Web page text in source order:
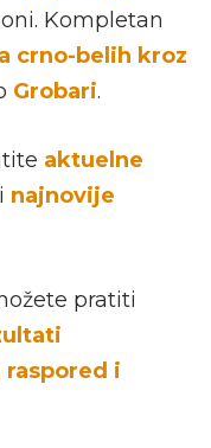
Kompletan
crno-belih kroz
Grobari.
aktuelne
najnovije
pratiti
i